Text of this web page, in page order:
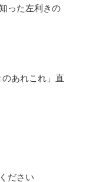
った左利きの
あれこれ」直
ださい